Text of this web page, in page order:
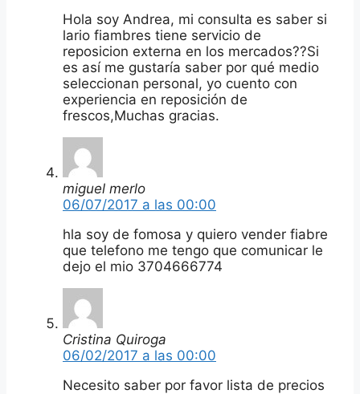
Hola soy Andrea, mi consulta es saber si
lario fiambres tiene servicio de
reposicion externa en los mercados??Si
es así me gustaría saber por qué medio
seleccionan personal, yo cuento con
experiencia en reposición de
frescos,Muchas gracias.
miguel merlo
06/07/2017 a las 00:00
hla soy de fomosa y quiero vender fiabre
que telefono me tengo que comunicar le
dejo el mio 3704666774
Cristina Quiroga
06/02/2017 a las 00:00
Necesito saber por favor lista de precios